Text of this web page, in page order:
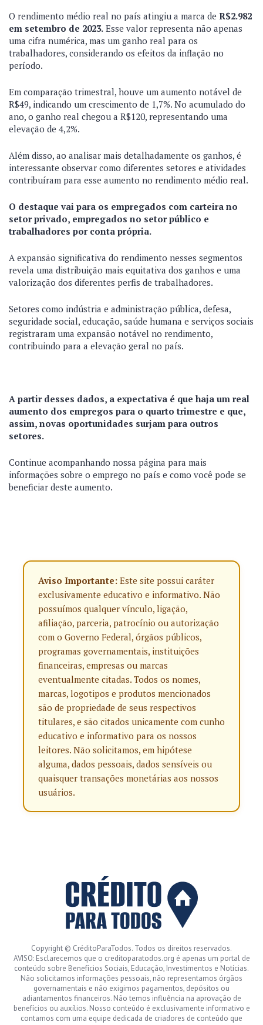
O rendimento médio real no país atingiu a marca de R$2.982
em setembro de 2023. Esse valor representa não apenas
uma cifra numérica, mas um ganho real para os
trabalhadores, considerando os efeitos da inflação no
período.
Em comparação trimestral, houve um aumento notável de
R$49, indicando um crescimento de 1,7%. No acumulado do
ano, o ganho real chegou a R$120, representando uma
elevação de 4,2%.
Além disso, ao analisar mais detalhadamente os ganhos, é
interessante observar como diferentes setores e atividades
contribuíram para esse aumento no rendimento médio real.
O destaque vai para os empregados com carteira no
setor privado, empregados no setor público e
trabalhadores por conta própria.
A expansão significativa do rendimento nesses segmentos
revela uma distribuição mais equitativa dos ganhos e uma
valorização dos diferentes perfis de trabalhadores.
Setores como indústria e administração pública, defesa,
seguridade social, educação, saúde humana e serviços sociais
registraram uma expansão notável no rendimento,
contribuindo para a elevação geral no país.
A partir desses dados, a expectativa é que haja um real
aumento dos empregos para o quarto trimestre e que,
assim, novas oportunidades surjam para outros
setores.
Continue acompanhando nossa página para mais
informações sobre o emprego no país e como você pode se
beneficiar deste aumento.
Aviso Importante: Este site possui caráter
exclusivamente educativo e informativo. Não
possuímos qualquer vínculo, ligação,
afiliação, parceria, patrocínio ou autorização
com o Governo Federal, órgãos públicos,
programas governamentais, instituições
financeiras, empresas ou marcas
eventualmente citadas. Todos os nomes,
marcas, logotipos e produtos mencionados
são de propriedade de seus respectivos
titulares, e são citados unicamente com cunho
educativo e informativo para os nossos
leitores. Não solicitamos, em hipótese
alguma, dados pessoais, dados sensíveis ou
quaisquer transações monetárias aos nossos
usuários.
Copyright © CréditoParaTodos. Todos os direitos reservados.
AVISO: Esclarecemos que o creditoparatodos.org é apenas um portal de
conteúdo sobre Benefícios Sociais, Educação, Investimentos e Notícias.
Não solicitamos informações pessoais, não representamos órgãos
governamentais e não exigimos pagamentos, depósitos ou
adiantamentos financeiros. Não temos influência na aprovação de
benefícios ou auxílios. Nosso conteúdo é exclusivamente informativo e
contamos com uma equipe dedicada de criadores de conteúdo que